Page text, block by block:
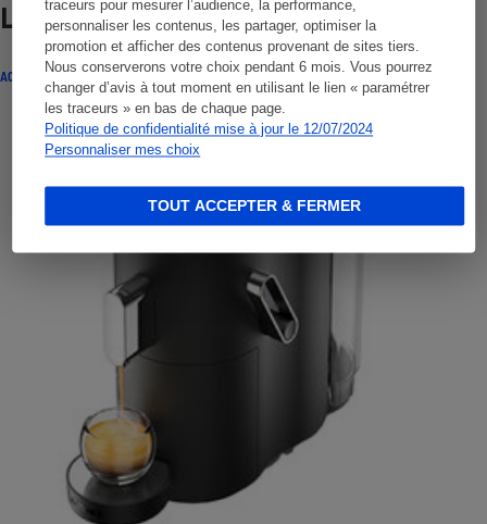
traceurs pour mesurer l’audience, la performance,
personnaliser les contenus, les partager, optimiser la
promotion et afficher des contenus provenant de sites tiers.
Nous conserverons votre choix pendant 6 mois. Vous pourrez
changer d’avis à tout moment en utilisant le lien « paramétrer
les traceurs » en bas de chaque page.
Politique de confidentialité mise à jour le 12/07/2024
Personnaliser mes choix
TOUT ACCEPTER & FERMER
Lire aussi
ACTUALITÉ